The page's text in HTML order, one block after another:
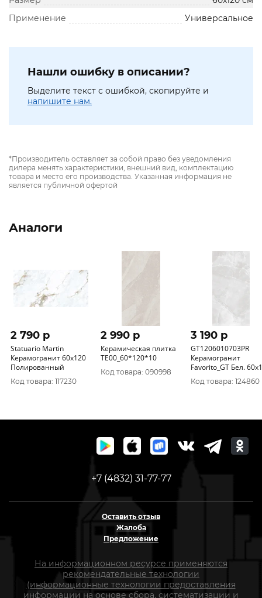
Применение
Универсальное
Нашли ошибку в описании?
Выделите текст с ошибкой, скопируйте и
напишите нам.
*Производитель оставляет за собой право без уведомления
дилера менять характеристики, внешний вид, комплектацию
товара и место его производства. Указанная информация не
является публичной офертой
Аналоги
2 790 p
Statuario Martin
Керамогранит 60х120
Полированный
Код товара: 117230
2 990 p
Керамическая плитка
TE00_60*120*10
Код товара: 090998
3 190 p
GT1206010703PR
Керамогранит
Favorito_GT Бел.
полир._ 1\46, 08
Код товара: 124860
+7 (4832) 31-77-77
Оставить отзыв
Жалоба
Предложение
На информационном ресурсе применяются
рекомендательные технологии
(информационные технологии предоставления
информации на основе сбора, систематизации и